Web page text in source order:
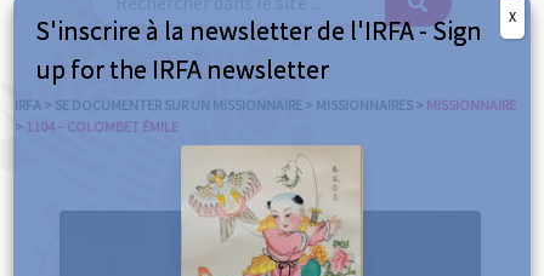
SE
/
IRFA > SE DOCUMENTER SUR UN MISSIONNAIRE > MISSIONNAIRES > MISSIONNAIRE
> 1104 – COLOMBET ÉMILE
S'inscrire à la newsletter de l'IRFA - Sign
up for the IRFA newsletter
X